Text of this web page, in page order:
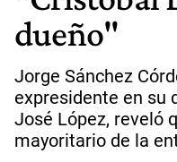
dueño"
Jorge Sánchez
expresidente en su
José López, reveló
mayoritario de la